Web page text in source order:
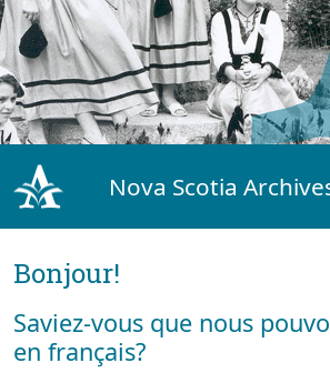
Nova Scotia
Bonjour!
Saviez-vous que nous
en français?